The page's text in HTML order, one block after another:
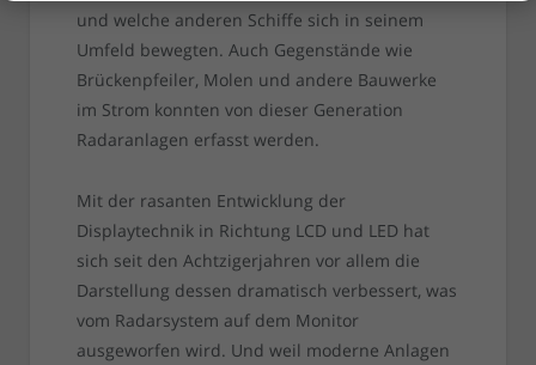
und welche anderen Schiffe sich in seinem
Umfeld bewegten. Auch Gegenstände wie
Brückenpfeiler, Molen und andere Bauwerke
im Strom konnten von dieser Generation
Radaranlagen erfasst werden.
Mit der rasanten Entwicklung der
Displaytechnik in Richtung LCD und LED hat
sich seit den Achtzigerjahren vor allem die
Darstellung dessen dramatisch verbessert, was
vom Radarsystem auf dem Monitor
ausgeworfen wird. Und weil moderne Anlagen